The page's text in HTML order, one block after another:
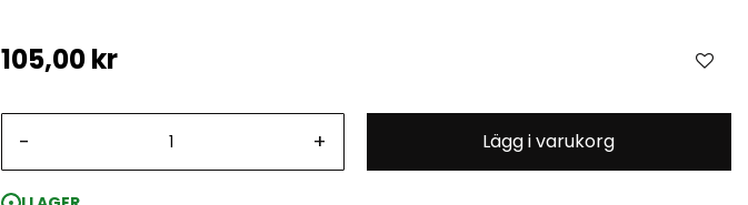
105,00 kr
- + Lägg i varukorg